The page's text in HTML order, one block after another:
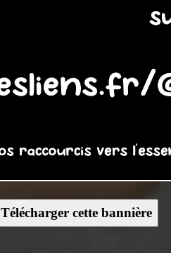
Télécharger cette bannière